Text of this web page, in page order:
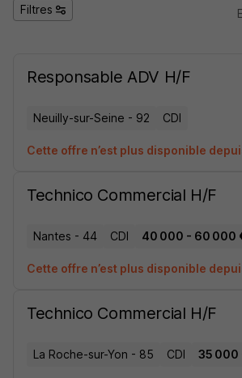
Filtres
Responsable ADV H/F
Neuilly-sur-Seine - 92 CDI
Cette offre n’est plus disponible
Technico Commercial H/F
Nantes - 44 CDI 40 000 - 60 000
Cette offre n’est plus disponible
Technico Commercial H/F
La Roche-sur-Yon - 85 CDI 35 000